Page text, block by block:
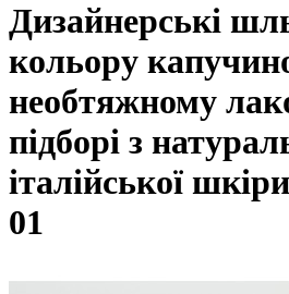
Дизайнерські
кольору
необтяжному
підборі з
італійської
01